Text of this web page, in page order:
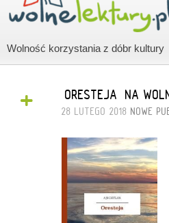
Wolność korzystania z dóbr kultury
+ „ORESTEJA” NA
28 LUTEGO 2018 NOWE